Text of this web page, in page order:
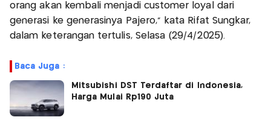
orang akan kembali menjadi customer loyal dari
generasi ke generasinya Pajero,” kata Rifat Sungkar,
dalam keterangan tertulis, Selasa (29/4/2025).
Baca Juga :
Mitsubishi DST Terdaftar di Indonesia,
Harga Mulai Rp190 Juta